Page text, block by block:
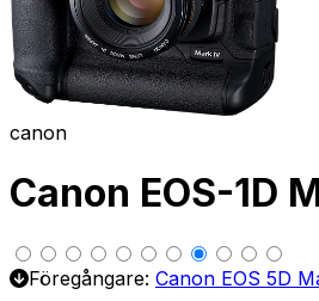
canon
Canon EOS-1D
Föregångare: Canon EOS 5D